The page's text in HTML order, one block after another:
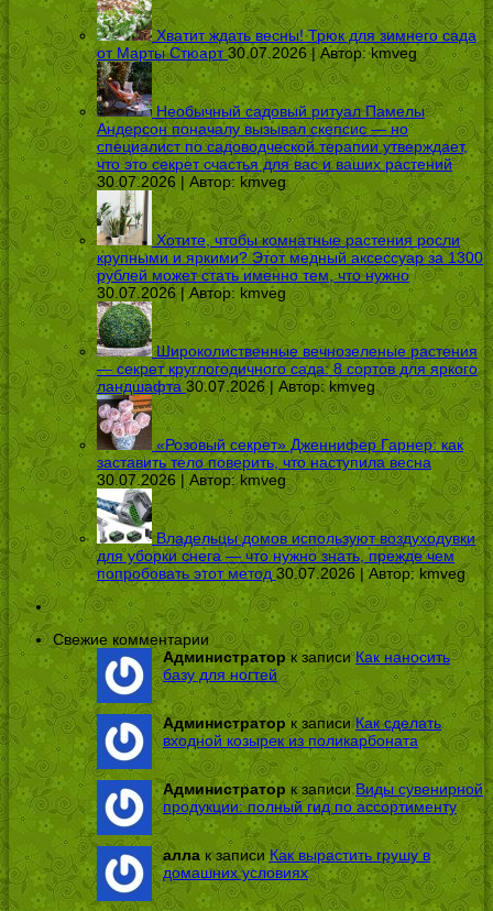
Хватит ждать весны! Трюк для зимнего сада
от Марты Стюарт 30.07.2026 | Автор:kmveg
Необычный садовый ритуал Памелы
Андерсон поначалу вызывал скепсис — но
специалист по садоводческой терапии утверждает,
что это секрет счастья для вас и ваших растений
30.07.2026 | Автор: kmveg
Хотите, чтобы комнатные растения росли
крупными и яркими? Этот медный аксессуар за 1300
рублей может стать именно тем, что нужно
30.07.2026 | Автор: kmveg
Широколиственные вечнозеленые растения
— секрет круглогодичного сада: 8 сортов для яркого
ландшафта 30.07.2026 | Автор:kmveg
«Розовый секрет» Дженнифер Гарнер: как
заставить тело поверить, что наступила весна
30.07.2026 | Автор:kmveg
Владельцы домов используют воздуходувки
для уборки снега — что нужно знать, прежде чем
попробовать этот метод 30.07.2026 | Автор:kmveg
Свежие комментарии
Администраторк записиКак наносить
базу для ногтей
Администраторк записиКак сделать
входной козырек из поликарбоната
Администраторк записиВиды сувенирной
продукции: полный гид по ассортименту
алла к записи Как вырастить грушу в
домашних условиях